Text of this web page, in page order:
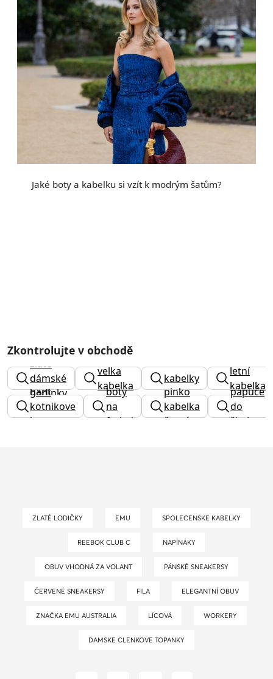
Jaké boty a kabelku si vzít k modrým šatům?
Zkontrolujte v obchodě
zlaté
dámské
hodinky
velka
kabelka
kabelky
letní
kabelka
gant
kotnikove
boty
boty
na
fotbal
pinko
kabelka
černá
papuče
do
školy
ZLATÉ LODIČKY EMU SPOLECENSKE KABELKY
REEBOK CLUB C NAPÍNÁKY
OBUV VHODNÁ ZA VOLANT PÁNSKÉ SNEAKERSY
ČERVENÉ SNEAKERSY FILA ELEGANTNÍ OBUV
ZNAČKA EMU AUSTRALIA LÍCOVÁ WORKERY
DAMSKE CLENKOVE TOPANKY